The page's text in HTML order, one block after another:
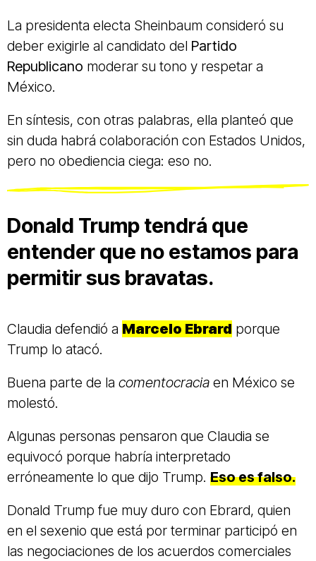
La presidenta electa Sheinbaum consideró su
deber exigirle al candidato del Partido
Republicano moderar su tono y respetar a
México.
En síntesis, con otras palabras, ella planteó que
sin duda habrá colaboración con Estados Unidos,
pero no obediencia ciega: eso no.
Donald Trump tendrá que
entender que no estamos para
permitir sus bravatas.
Claudia defendió a Marcelo Ebrard porque
Trump lo atacó.
Buena parte de la comentocracia en México se
molestó.
Algunas personas pensaron que Claudia se
equivocó porque habría interpretado
erróneamente lo que dijo Trump. Eso es falso.
Donald Trump fue muy duro con Ebrard, quien
en el sexenio que está por terminar participó en
las negociaciones de los acuerdos comerciales